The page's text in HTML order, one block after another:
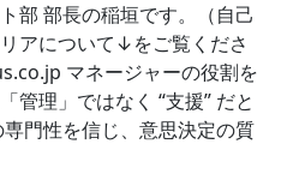
部 部長の稲垣です。（自己
アについて↓をご覧くださ
マネージャーの役割を
管理」ではなく “支援” だと
門性を信じ、意思決定の質